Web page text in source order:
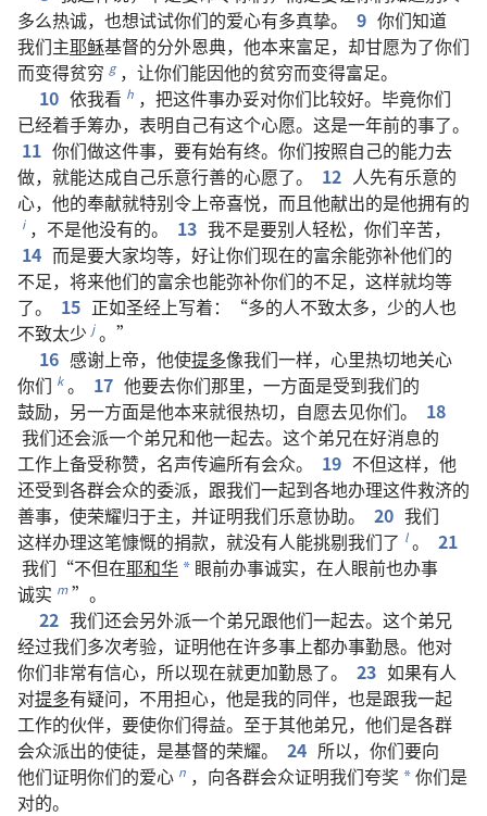
多么热诚， 也想试试你们的爱心有多真挚。 9 你们知道
我们主耶稣基督的分外恩典， 他本来富足， 却甘愿为了你们
而变得贫穷 g ， 让你们能因他的贫穷而变得富足。
10 依我看 h ， 把这件事办妥对你们比较好。 毕竟你们
已经着手筹办， 表明自己有这个心愿。 这是一年前的事了。
11 你们做这件事， 要有始有终。 你们按照自己的能力去
做， 就能达成自己乐意行善的心愿了。 12 人先有乐意的
心， 他的奉献就特别令上帝喜悦， 而且他献出的是他拥有的
i ， 不是他没有的。 13 我不是要别人轻松， 你们辛苦，
14 而是要大家均等， 好让你们现在的富余能弥补他们的
不足， 将来他们的富余也能弥补你们的不足， 这样就均等
了。 15 正如圣经上写着：“多的人不致太多， 少的人也
不致太少 j 。”
16 感谢上帝， 他使提多像我们一样， 心里热切地关心
你们 k 。 17 他要去你们那里， 一方面是受到我们的
鼓励， 另一方面是他本来就很热切， 自愿去见你们。
18
我们还会派一个弟兄和他一起去。 这个弟兄在好消息的
工作上备受称赞， 名声传遍所有会众。 19 不但这样， 他
还受到各群会众的委派， 跟我们一起到各地办理这件救济的
善事， 使荣耀归于主， 并证明我们乐意协助。 20 我们
这样办理这笔慷慨的捐款， 就没有人能挑剔我们了 l 。
21
我们 “不但在耶和华 * 眼前办事诚实， 在人眼前也办事
诚实 m ”。
22 我们还会另外派一个弟兄跟他们一起去。 这个弟兄
经过我们多次考验， 证明他在许多事上都办事勤恳。 他对
你们非常有信心， 所以现在就更加勤恳了。 23 如果有人
对提多有疑问， 不用担心， 他是我的同伴， 也是跟我一起
工作的伙伴， 要使你们得益。 至于其他弟兄， 他们是各群
会众派出的使徒， 是基督的荣耀。 24 所以， 你们要向
他们证明你们的爱心 n ， 向各群会众证明我们夸奖 *你们是
对的。